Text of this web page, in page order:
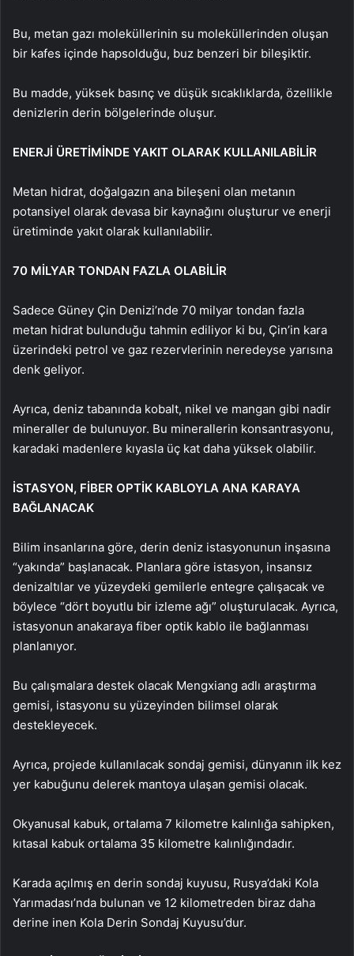
Bu, metan gazı moleküllerinin su moleküllerinden oluşan
bir kafes içinde hapsolduğu, buz benzeri bir bileşiktir.
Bu madde, yüksek basınç ve düşük sıcaklıklarda, özellikle
denizlerin derin bölgelerinde oluşur.
ENERJİ ÜRETİMİNDE YAKIT OLARAK KULLANILABİLİR
Metan hidrat, doğalgazın ana bileşeni olan metanın
potansiyel olarak devasa bir kaynağını oluşturur ve enerji
üretiminde yakıt olarak kullanılabilir.
70 MİLYAR TONDAN FAZLA OLABİLİR
Sadece Güney Çin Denizi’nde 70 milyar tondan fazla
metan hidrat bulunduğu tahmin ediliyor ki bu, Çin’in kara
üzerindeki petrol ve gaz rezervlerinin neredeyse yarısına
denk geliyor.
Ayrıca, deniz tabanında kobalt, nikel ve mangan gibi nadir
mineraller de bulunuyor. Bu minerallerin konsantrasyonu,
karadaki madenlere kıyasla üç kat daha yüksek olabilir.
İSTASYON, FİBER OPTİK KABLOYLA ANA KARAYA
BAĞLANACAK
Bilim insanlarına göre, derin deniz istasyonunun inşasına
“yakında” başlanacak. Planlara göre istasyon, insansız
denizaltılar ve yüzeydeki gemilerle entegre çalışacak ve
böylece “dört boyutlu bir izleme ağı” oluşturulacak. Ayrıca,
istasyonun anakaraya fiber optik kablo ile bağlanması
planlanıyor.
Bu çalışmalara destek olacak Mengxiang adlı araştırma
gemisi, istasyonu su yüzeyinden bilimsel olarak
destekleyecek.
Ayrıca, projede kullanılacak sondaj gemisi, dünyanın ilk kez
yer kabuğunu delerek mantoya ulaşan gemisi olacak.
Okyanusal kabuk, ortalama 7 kilometre kalınlığa sahipken,
kıtasal kabuk ortalama 35 kilometre kalınlığındadır.
Karada açılmış en derin sondaj kuyusu, Rusya’daki Kola
Yarımadası’nda bulunan ve 12 kilometreden biraz daha
derine inen Kola Derin Sondaj Kuyusu’dur.